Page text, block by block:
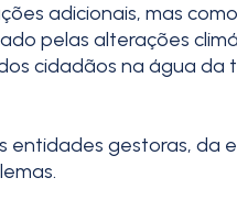
adicionais, mas
pelas alterações
cidadãos na água da
entidades gestoras, da